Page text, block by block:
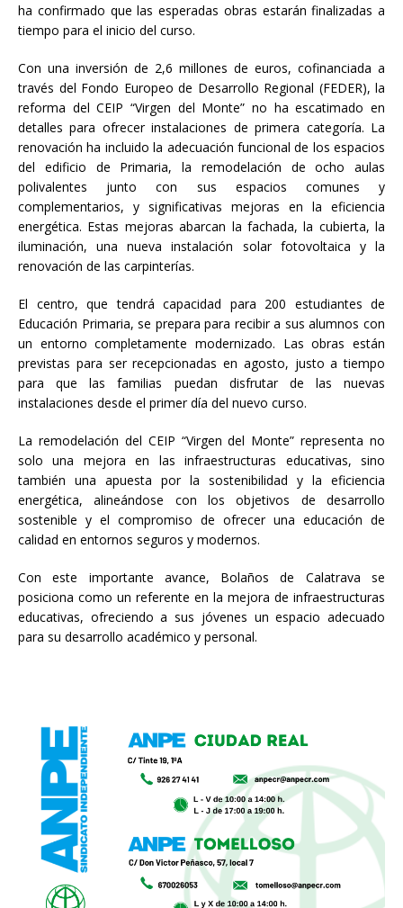
ha confirmado que las esperadas obras estarán finalizadas a
tiempo para el inicio del curso.
Con una inversión de 2,6 millones de euros, cofinanciada a
través del Fondo Europeo de Desarrollo Regional (FEDER), la
reforma del CEIP “Virgen del Monte” no ha escatimado en
detalles para ofrecer instalaciones de primera categoría. La
renovación ha incluido la adecuación funcional de los espacios
del edificio de Primaria, la remodelación de ocho aulas
polivalentes junto con sus espacios comunes y
complementarios, y significativas mejoras en la eficiencia
energética. Estas mejoras abarcan la fachada, la cubierta, la
iluminación, una nueva instalación solar fotovoltaica y la
renovación de las carpinterías.
El centro, que tendrá capacidad para 200 estudiantes de
Educación Primaria, se prepara para recibir a sus alumnos con
un entorno completamente modernizado. Las obras están
previstas para ser recepcionadas en agosto, justo a tiempo
para que las familias puedan disfrutar de las nuevas
instalaciones desde el primer día del nuevo curso.
La remodelación del CEIP “Virgen del Monte” representa no
solo una mejora en las infraestructuras educativas, sino
también una apuesta por la sostenibilidad y la eficiencia
energética, alineándose con los objetivos de desarrollo
sostenible y el compromiso de ofrecer una educación de
calidad en entornos seguros y modernos.
Con este importante avance, Bolaños de Calatrava se
posiciona como un referente en la mejora de infraestructuras
educativas, ofreciendo a sus jóvenes un espacio adecuado
para su desarrollo académico y personal.